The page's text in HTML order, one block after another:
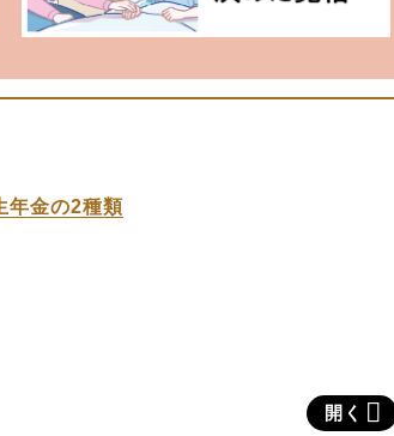
開く
年金の2種類